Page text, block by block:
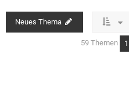
Neues Thema
59 Themen 1